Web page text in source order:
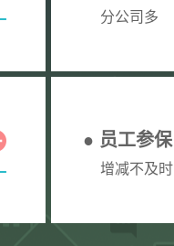
分公司多
● 员工参保
增减不及时